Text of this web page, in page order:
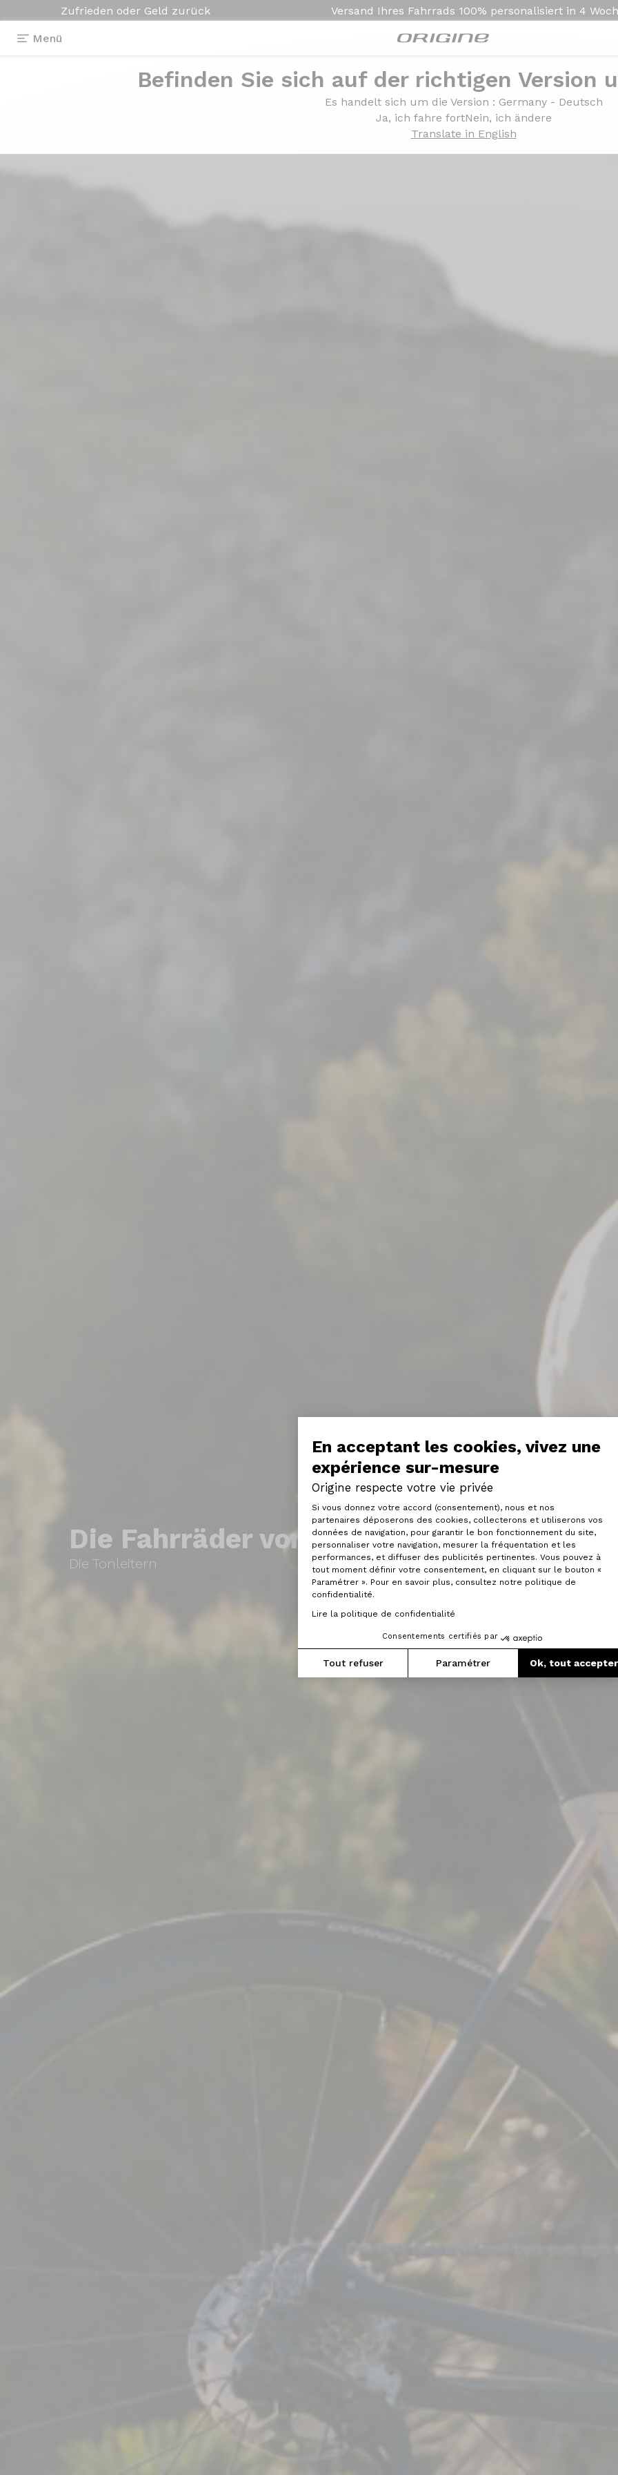
En acceptant les cookies, vivez une
expérience sur-mesure
Origine respecte votre vie privée
Plateforme de Gestion du
Si vous donnez votre accord (consentement), nous et nos
partenaires déposerons des cookies, collecterons et utiliserons vos
données de navigation, pour garantir le bon fonctionnement du site,
personnaliser votre navigation, mesurer la fréquentation et les
performances, et diffuser des publicités pertinentes. Vous pouvez à
tout moment définir votre consentement, en cliquant sur le bouton «
Paramétrer ». Pour en savoir plus, consultez notre politique de
confidentialité.
Lire la politique de confidentialité
Consentements certifiés par
Tout refuser Paramétrer Ok, tout accepter
Axeptio consent
Zufrieden oder Geld zurück Versand Ihres Fahrrads 100% personalisiert in 4
Menü
Befinden Sie sich auf der richtigen Version
Es handelt sich um die Version : Germany - Deutsch
Ja, ich fahre fortNein, ich ändere
Translate in English
Die Fahrräder von Origine
Die Tonleitern